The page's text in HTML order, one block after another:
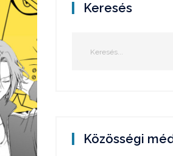
Keresés
Közösségi